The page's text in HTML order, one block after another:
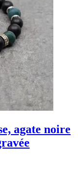
agate noire